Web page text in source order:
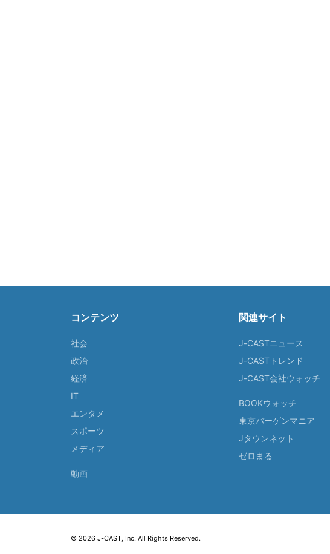
コンテンツ
社会
政治
経済
IT
エンタメ
スポーツ
メディア
動画
関連サイト
J-CASTニュース
J-CASTトレンド
J-CAST会社ウォッチ
BOOKウォッチ
東京バーゲンマニア
Jタウンネット
ゼロまる
© 2026 J-CAST, Inc. All Rights Reserved.